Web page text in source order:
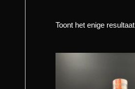
Toont het enige resultaat